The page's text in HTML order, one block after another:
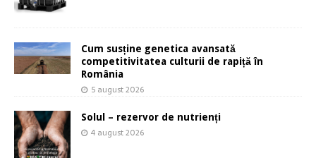
Cum susține genetica avansată
competitivitatea culturii de rapiță în
România
5 august 2026
Solul – rezervor de nutrienți
4 august 2026